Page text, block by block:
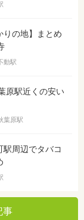
りの地】まとめ
動駅
原駅近くの安い
葉原駅
駅周辺でタバコ
事